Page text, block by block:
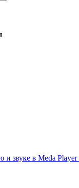
звуке в Meda Player